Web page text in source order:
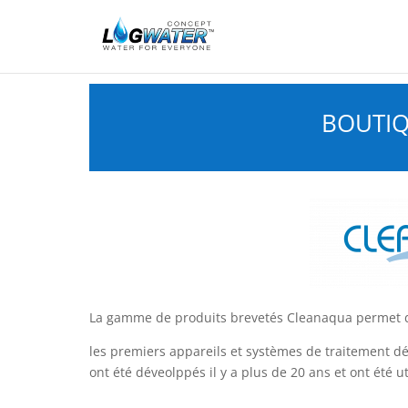
La gamme de produits brevetés Cleanaqua
les premiers appareils et systèmes de traitement
ont été déveolppés il y a plus de 20 ans et ont été